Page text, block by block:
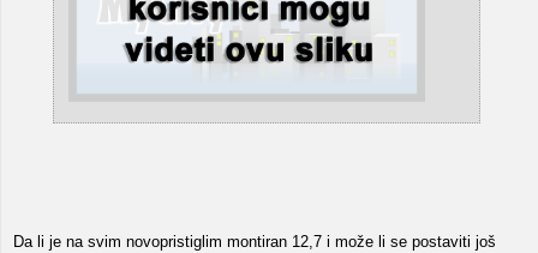
Da li je na svim novopristiglim montiran 12,7 i može li se postaviti još